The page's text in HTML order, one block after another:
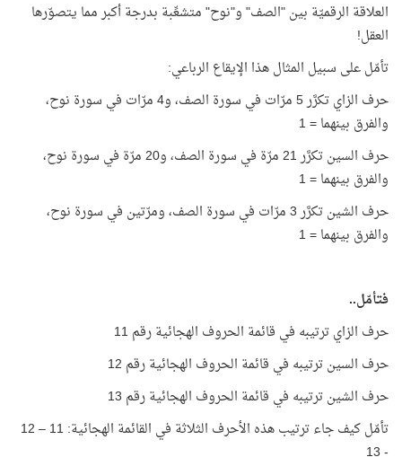
العلاقة الرقميّة بين "الصف" و"نوح" متشعِّبة بدرجة أكبر مما يتصوّرها
العقل!
تأمّل على سبيل المثال هذا الإيقاع الرباعي:
حرف الزاي تكرَّر 5 مرّات في سورة الصف، و4 مرّات في سورة نوح،
والفرق بينهما = 1
حرف السين تكرَّر 21 مرّة في سورة الصف، و20 مرّة في سورة نوح،
والفرق بينهما = 1
حرف الشين تكرَّر 3 مرّات في سورة الصف، ومرّتين في سورة نوح،
والفرق بينهما = 1
فتأمّل..
حرف الزاي ترتيبه في قائمة الحروف الهجائية رقم 11
حرف السين ترتيبه في قائمة الحروف الهجائية رقم 12
حرف الشين ترتيبه في قائمة الحروف الهجائية رقم 13
تأمّل كيف جاء ترتيب هذه الأحرف الثلاثة في القائمة الهجائية: 11 – 12
- 13